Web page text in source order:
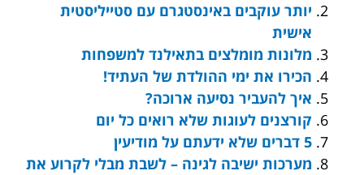
יותר עוקבים באינסטגרם עם סטייליסטית
אישית
מלונות מומלצים בתאילנד למשפחות
הכירו את ימי ההולדת של העתיד!
איך להעביר נסיעה ארוכה?
קורצנים לעוגות שלא רואים כל יום
5 דברים שלא ידעתם על מודיעין
מערכות ישיבה לגינה – לשבת מבלי לקרוע את